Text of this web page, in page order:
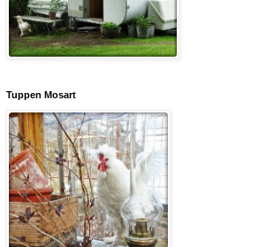
Tuppen Mosart